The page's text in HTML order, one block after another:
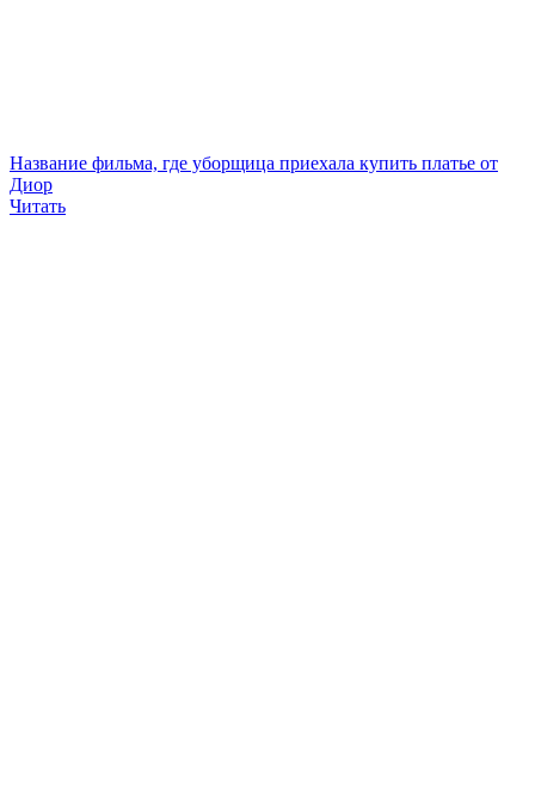
Название фильма, где уборщица приехала купить платье от
Диор
Читать